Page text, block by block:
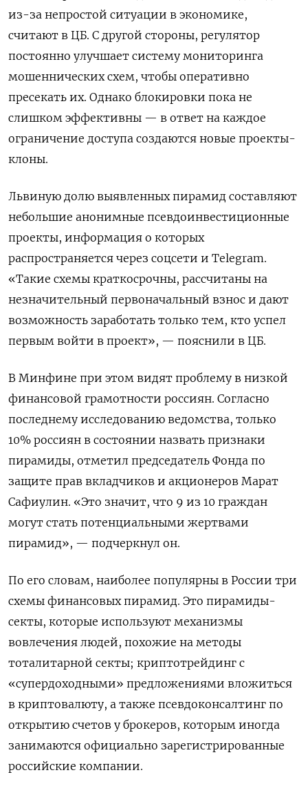
из-за непростой ситуации в экономике,
считают в ЦБ. С другой стороны, регулятор
постоянно улучшает систему мониторинга
мошеннических схем, чтобы оперативно
пресекать их. Однако блокировки пока не
слишком эффективны — в ответ на каждое
ограничение доступа создаются новые проекты-
клоны.
Львиную долю выявленных пирамид составляют
небольшие анонимные псевдоинвестиционные
проекты, информация о которых
распространяется через соцсети и Telegram.
«Такие схемы краткосрочны, рассчитаны на
незначительный первоначальный взнос и дают
возможность заработать только тем, кто успел
первым войти в проект», — пояснили в ЦБ.
В Минфине при этом видят проблему в низкой
финансовой грамотности россиян. Согласно
последнему исследованию ведомства, только
10% россиян в состоянии назвать признаки
пирамиды, отметил председатель Фонда по
защите прав вкладчиков и акционеров Марат
Сафиулин. «Это значит, что 9 из 10 граждан
могут стать потенциальными жертвами
пирамид», — подчеркнул он.
По его словам, наиболее популярны в России три
схемы финансовых пирамид. Это пирамиды-
секты, которые используют механизмы
вовлечения людей, похожие на методы
тоталитарной секты; криптотрейдинг с
«супердоходными» предложениями вложиться
в криптовалюту, а также псевдоконсалтинг по
открытию счетов у брокеров, которым иногда
занимаются официально зарегистрированные
российские компании.